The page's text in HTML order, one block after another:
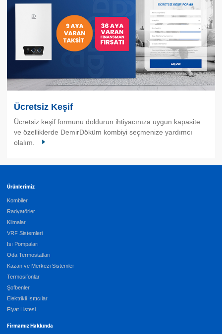
Ücretsiz Keşif
Ücretsiz keşif formunu doldurun ihtiyacınıza uygun kapasite
ve özelliklerde DemirDöküm kombiyi seçmenize yardımcı
olalım.
Ürünlerimiz
Kombiler
Radyatörler
Klimalar
VRF Sistemleri
Isı Pompaları
Oda Termostatları
Kazan ve Merkezi Sistemler
Termosifonlar
Şofbenler
Elektrikli Isıtıcılar
Fiyat Listesi
Firmamız Hakkında